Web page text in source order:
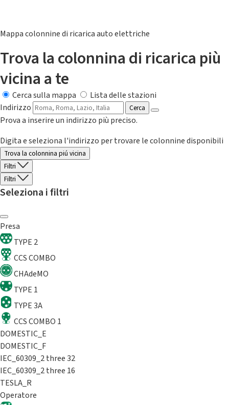
Mappa colonnine di ricarica auto elettriche
Trova la colonnina di ricarica più
vicina a te
Cerca sulla mappa
Lista delle stazioni
Indirizzo
Cerca
Prova a inserire un indirizzo più preciso.
Digita e seleziona l'indirizzo per trovare le colonnine disponibili
Trova la colonnina piú vicina
Filtri
Filtri
Seleziona i filtri
Presa
TYPE 2
CCS COMBO
CHAdeMO
TYPE 1
TYPE 3A
CCS COMBO 1
DOMESTIC_E
DOMESTIC_F
IEC_60309_2 three 32
IEC_60309_2 three 16
TESLA_R
Operatore